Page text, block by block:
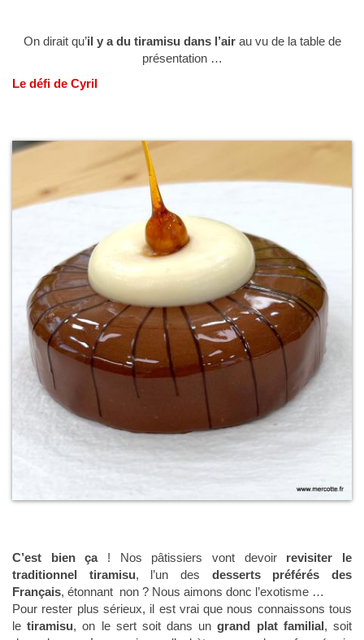
On dirait qu’il y a du tiramisu dans l’airau vu de la table de
présentation …
Le défi de Cyril
C’est bien ça! Nos pâtissiers vont devoir revisiter le
traditionnel tiramisu, l’un des desserts préférés des
Français, étonnant non ? Nous aimons donc l’exotisme …
Pour rester plus sérieux, il est vrai que nous connaissons tous
letiramisu, on le sert soit dans ungrand plat familial, soit